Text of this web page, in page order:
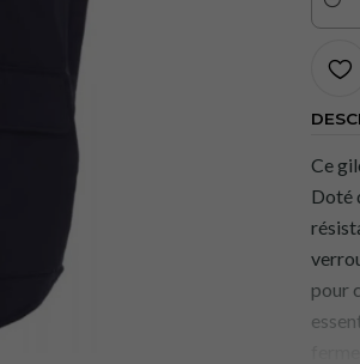
Ce
Doté
pour